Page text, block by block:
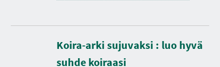
Koira-arki sujuvaksi : luo hyvä
suhde koiraasi